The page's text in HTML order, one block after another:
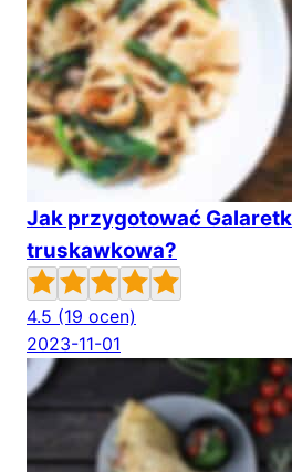
Jak przygotować
truskawkowa?
4.5 (19 ocen)
2023-11-01